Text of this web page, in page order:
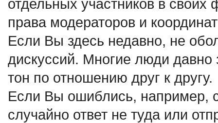
отдельных участников в
права модераторов и
Если Вы здесь недавно, не
дискуссий. Многие люди давно
тон по отношению друг к другу.
Если Вы ошиблись, например,
случайно ответ не туда или